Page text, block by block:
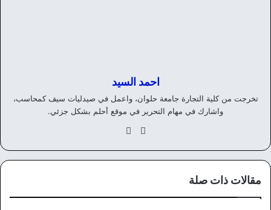
احمد السيد
تخرجت من كلية التجارة جامعة حلوان، واعمل في صيدليات سيف كمحاسب،
واشارك في مهام التحرير في موقع أحلم بشكل جزئي.
موق
الويوك
مقالات ذات صلة